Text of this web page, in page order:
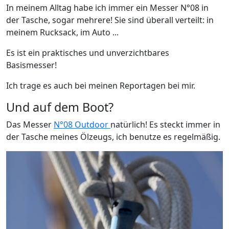
In meinem Alltag habe ich immer ein Messer N°08 in
der Tasche, sogar mehrere! Sie sind überall verteilt: in
meinem Rucksack, im Auto ...
Es ist ein praktisches und unverzichtbares
Basismesser!
Ich trage es auch bei meinen Reportagen bei mir.
Und auf dem Boot?
Das Messer N°08 Outdoor natürlich! Es steckt immer in
der Tasche meines Ölzeugs, ich benutze es regelmäßig.